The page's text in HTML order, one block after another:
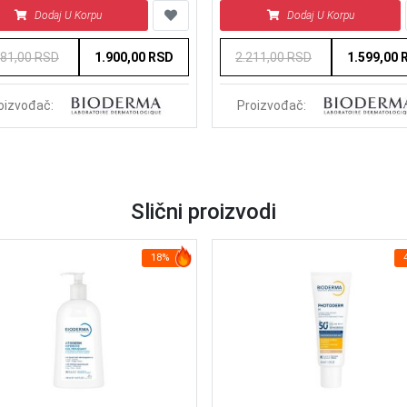
Dodaj U Korpu
RSD 1.900,00 RSD
Dodaj U Korpu
2.211,00 RSD 1.599,00
Proizvođač:
Slični proizvodi
18%